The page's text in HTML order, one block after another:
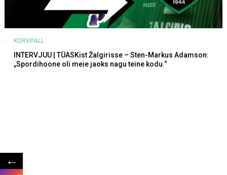
KORVPALL
INTERVJUU | TÜASKist Žalgirisse – Sten-Markus Adamson:
„Spordihoone oli meie jaoks nagu teine kodu.“
←